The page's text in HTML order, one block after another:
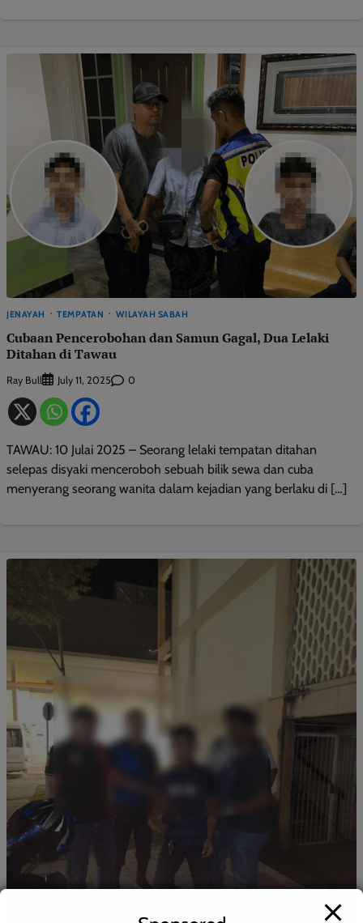
JENAYAH TEMPATAN WILAYAH SABAH
Cubaan Pencerobohan dan Samun Gagal, Dua Lelaki
Ditahan di Tawau
Ray Bull July 11, 2025 0
TAWAU: 10 Julai 2025 – Seorang lelaki tempatan ditahan
selepas disyaki menceroboh sebuah bilik sewa dan cuba
menyerang seorang wanita dalam kejadian yang berlaku di […]